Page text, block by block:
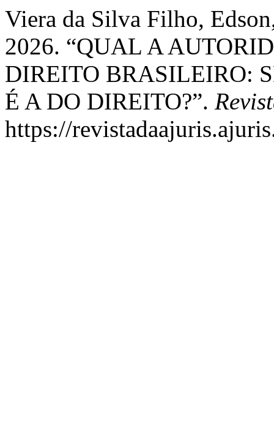
Viera da Silva Filho,
2026. “QUAL A
DIREITO BRASILEIRO:
É A DO DIREITO?”.
https://